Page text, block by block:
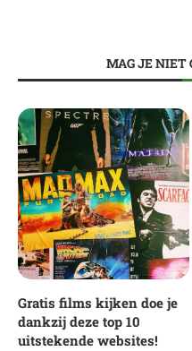
MAG JE NIET
Gratis films kijken doe je
dankzij deze top 10
uitstekende websites!